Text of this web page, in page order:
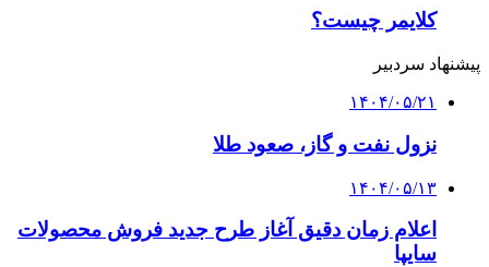
کلایمر چیست؟
پیشنهاد سردبیر
۱۴۰۴/۰۵/۲۱
نزول نفت و گاز، صعود طلا
۱۴۰۴/۰۵/۱۳
اعلام زمان دقیق آغاز طرح جدید فروش محصولات
سایپا